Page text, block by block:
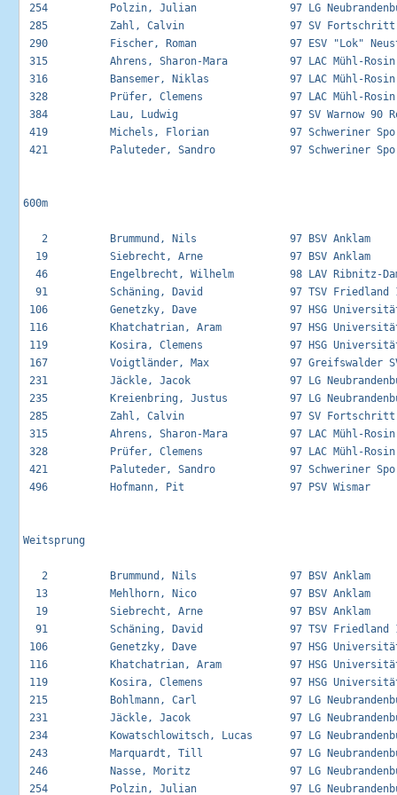
254          Polzin, Julian               97 LG
285          Zahl, Calvin                 97 SV Fortschritt
290          Fischer, Roman               97 ESV
315          Ahrens, Sharon-Mara          97
316          Bansemer, Niklas             97
328          Prüfer, Clemens              97
384          Lau, Ludwig                  97 SV
419          Michels, Florian             97
421          Paluteder, Sandro            97
600m
2          Brummund, Nils
19          Siebrecht, Arne
46          Engelbrecht, Wilhelm         98 LAV
91          Schäning, David              97 TSV
106          Genetzky, Dave               97 HSG
116          Khatchatrian, Aram           97 HSG
119          Kosira, Clemens              97 HSG
167          Voigtländer, Max             97
231          Jäckle, Jacok                97 LG
235          Kreienbring, Justus          97 LG
285          Zahl, Calvin                 97 SV Fortschritt
315          Ahrens, Sharon-Mara          97
328          Prüfer, Clemens              97
421          Paluteder, Sandro            97
496          Hofmann, Pit                 97
Weitsprung
2          Brummund, Nils
13          Mehlhorn, Nico
19          Siebrecht, Arne
91          Schäning, David              97 TSV
106          Genetzky, Dave               97 HSG
116          Khatchatrian, Aram           97 HSG
119          Kosira, Clemens              97 HSG
215          Bohlmann, Carl               97 LG
231          Jäckle, Jacok                97 LG
234          Kowatschlowitsch, Lucas      97 LG
243          Marquardt, Till              97 LG
246          Nasse, Moritz                97 LG
254          Polzin, Julian               97 LG